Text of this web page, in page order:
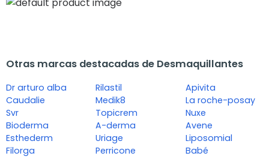
Otras marcas destacadas de Desmaquillantes
Dr arturo alba
Caudalie
Svr
Bioderma
Esthederm
Filorga
Rilastil
Medik8
Topicrem
A-derma
Uriage
Perricone
Apivita
La roche-posay
Nuxe
Avene
Liposomial
Babé